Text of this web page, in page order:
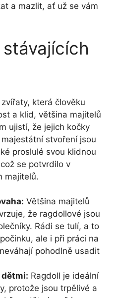
a mazlit, ať už se vám
která člověku
a klid, většina majitelů
ujistí, že jejich kočky
stvoření jsou
proslulé svou klidnou
se potvrdilo v
majitelů.
Většina majitelů
že ragdollové jsou
Rádi se tulí, a to
ale i při práci na
pohodlně usadit
dětmi: Ragdoll je ideální
protože jsou trpělivé a